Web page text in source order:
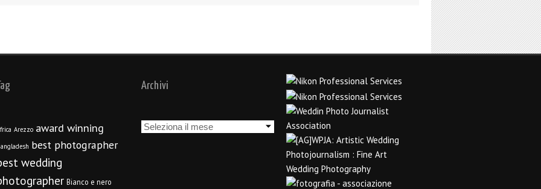
Arezzo award winning
best photographer
wedding
Bianco e nero
Archivi
Archivi